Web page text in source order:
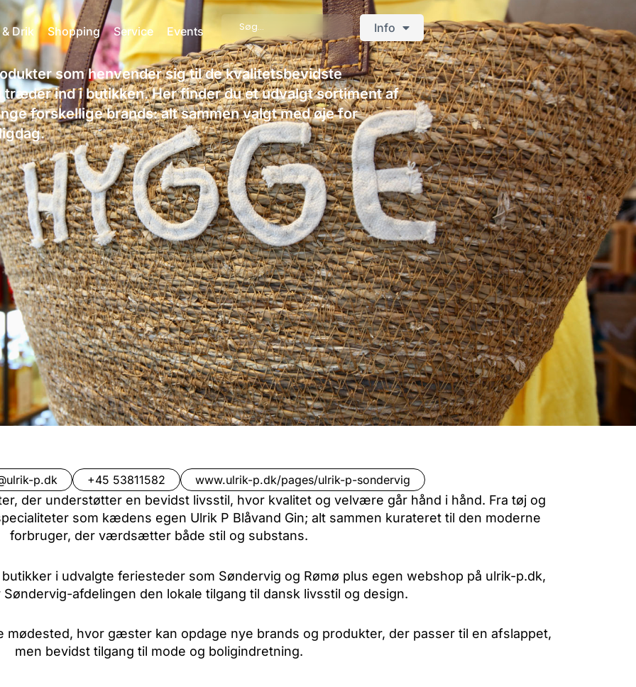
Drik Shopping Service Events
Search
...
Info
som henvender sig til de kvalitetsbevidste
træder ind i butikken. Her finder du et udvalgt sortiment af
forskellige brands: alt sammen valgt med øje for
p.dk +45 53811582 www.ulrik-p.dk/pages/ulrik-p-sondervig
der understøtter en bevidst livsstil, hvor kvalitet og velvære går hånd i hånd. Fra tøj og
som kædens egen Ulrik P Blåvand Gin; alt sammen kurateret til den moderne
forbruger, der værdsætter både stil og substans.
i udvalgte feriesteder som Søndervig og Rømø plus egen webshop på ulrik-p.dk,
afdelingen den lokale tilgang til dansk livsstil og design.
hvor gæster kan opdage nye brands og produkter, der passer til en afslappet,
men bevidst tilgang til mode og boligindretning.